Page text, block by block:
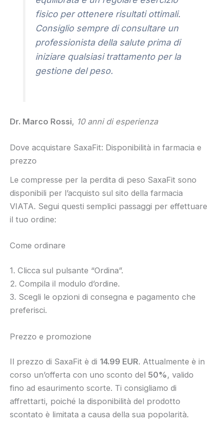
fisico per ottenere risultati ottimali.
Consiglio sempre di consultare un
professionista della salute prima di
iniziare qualsiasi trattamento per la
gestione del peso.
Dr. Marco Rossi, 10 anni di esperienza
Dove acquistare SaxaFit: Disponibilità in farmacia e
prezzo
Le compresse per la perdita di peso SaxaFit sono
disponibili per l’acquisto sul sito della farmacia
VIATA. Segui questi semplici passaggi per effettuare
il tuo ordine:
Come ordinare
1. Clicca sul pulsante “Ordina”.
2. Compila il modulo d’ordine.
3. Scegli le opzioni di consegna e pagamento che
preferisci.
Prezzo e promozione
Il prezzo di SaxaFit è di 14.99 EUR. Attualmente è in
corso un’offerta con uno sconto del 50%, valido
fino ad esaurimento scorte. Ti consigliamo di
affrettarti, poiché la disponibilità del prodotto
scontato è limitata a causa della sua popolarità.